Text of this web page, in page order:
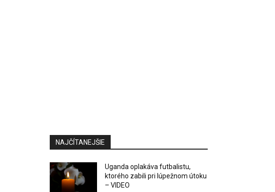
NAJČÍTANEJŠIE
Uganda oplakáva futbalistu,
ktorého zabili pri lúpežnom útoku
– VIDEO